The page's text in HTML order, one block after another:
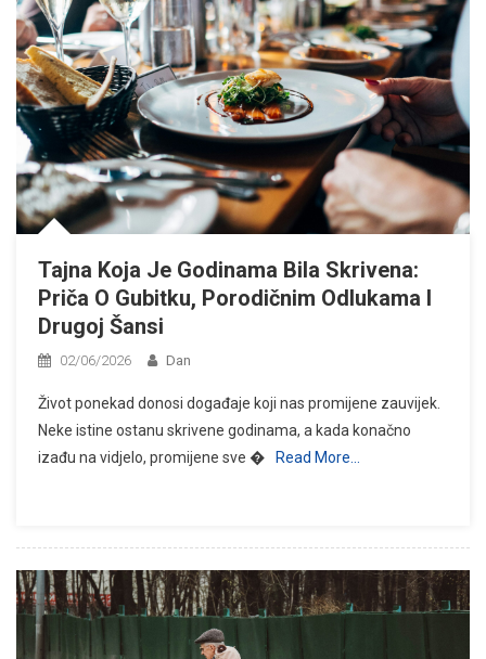
Tajna Koja Je Godinama Bila Skrivena:
Priča O Gubitku, Porodičnim Odlukama I
Drugoj Šansi
02/06/2026 Dan
Život ponekad donosi događaje koji nas promijene zauvijek.
Neke istine ostanu skrivene godinama, a kada konačno
izađu na vidjelo, promijene sve �
Read More…